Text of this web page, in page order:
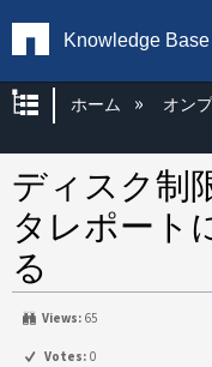
Knowledge Base
グローバル
ホーム オン
ディスク制
タレポート
る
Views: 65
Votes: 0